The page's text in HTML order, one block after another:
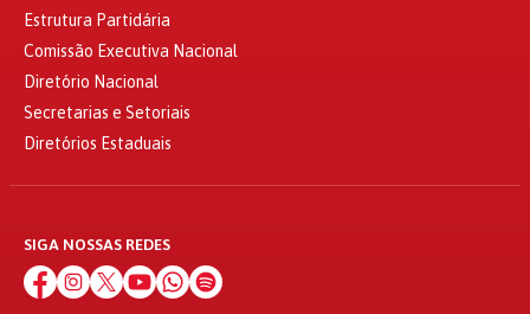
Estrutura Partidária
Comissão Executiva Nacional
Diretório Nacional
Secretarias e Setoriais
Diretórios Estaduais
SIGA NOSSAS REDES